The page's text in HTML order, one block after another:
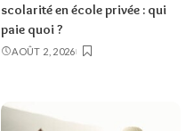
scolarité en école privée : qui
paie quoi ?
AOÛT 2, 2026